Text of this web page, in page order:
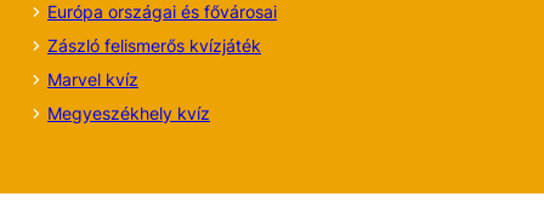
Európa országai és fővárosai
Zászló felismerős kvízjáték
Marvel kvíz
Megyeszékhely kvíz